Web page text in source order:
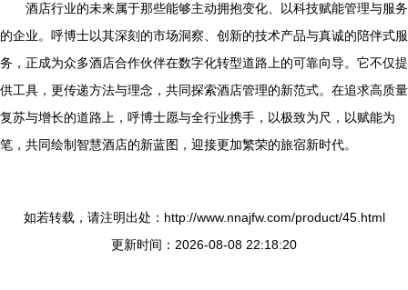
酒店行业的未来属于那些能够主动拥抱变化、以科技赋能管理与服务
的企业。呼博士以其深刻的市场洞察、创新的技术产品与真诚的陪伴式服
务，正成为众多酒店合作伙伴在数字化转型道路上的可靠向导。它不仅提
供工具，更传递方法与理念，共同探索酒店管理的新范式。在追求高质量
复苏与增长的道路上，呼博士愿与全行业携手，以极致为尺，以赋能为
笔，共同绘制智慧酒店的新蓝图，迎接更加繁荣的旅宿新时代。
如若转载，请注明出处：http://www.nnajfw.com/product/45.html
更新时间：2026-08-08 22:18:20